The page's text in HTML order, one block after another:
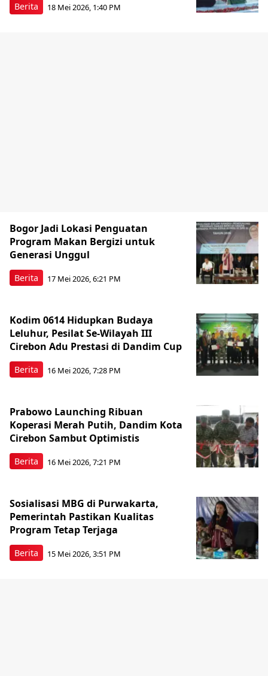
Berita 18 Mei 2026, 1:40 PM
Berita
Bogor Jadi Lokasi Penguatan
Program Makan Bergizi untuk
Generasi Unggul
17 Mei 2026, 6:21 PM
Berita
Kodim 0614 Hidupkan Budaya
Leluhur, Pesilat Se-Wilayah III
Cirebon Adu Prestasi di Dandim Cup
16 Mei 2026, 7:28 PM
Berita
Prabowo Launching Ribuan
Koperasi Merah Putih, Dandim Kota
Cirebon Sambut Optimistis
16 Mei 2026, 7:21 PM
Berita
Sosialisasi MBG di Purwakarta,
Pemerintah Pastikan Kualitas
Program Tetap Terjaga
15 Mei 2026, 3:51 PM